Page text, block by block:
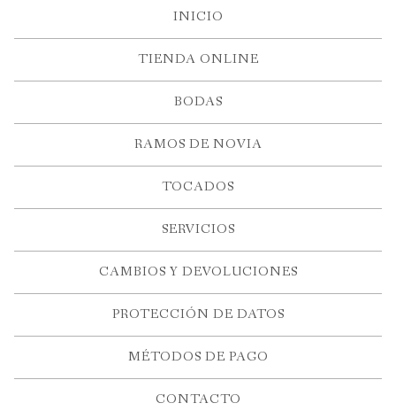
INICIO
TIENDA ONLINE
BODAS
RAMOS DE NOVIA
TOCADOS
SERVICIOS
CAMBIOS Y DEVOLUCIONES
PROTECCIÓN DE DATOS
MÉTODOS DE PAGO
CONTACTO